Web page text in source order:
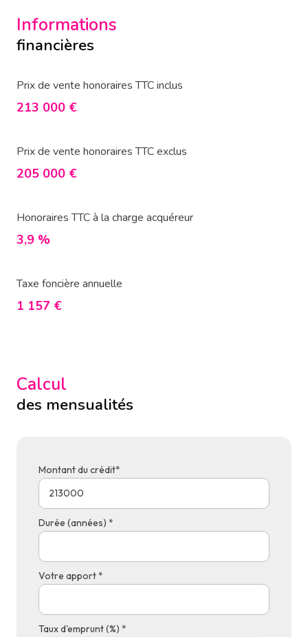
Informations
financières
Prix de vente honoraires TTC inclus
213 000 €
Prix de vente honoraires TTC exclus
205 000 €
Honoraires TTC à la charge acquéreur
3,9 %
Taxe foncière annuelle
1 157 €
Calcul
des mensualités
Montant du crédit*
Durée (années) *
Votre apport *
Taux d'emprunt (%) *